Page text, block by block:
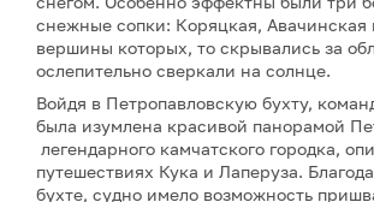
снежные сопки: Коряцкая, Авачинская
вершины которых, то скрывались за
ослепительно сверкали на солнце.
Войдя в Петропавловскую бухту,
была изумлена красивой панорамой
легендарного камчатского городка,
путешествиях Кука и Лаперуза.
бухте, судно имело возможность